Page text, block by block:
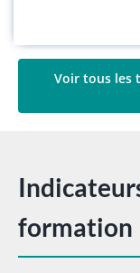
Voir tous les
formation